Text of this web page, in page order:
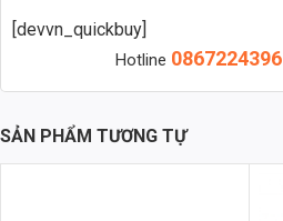
Thông Số Kỹ Thuật Chi Tiết
[devvn_quickbuy]
Hotline 0867224396
SẢN PHẨM TƯƠNG TỰ